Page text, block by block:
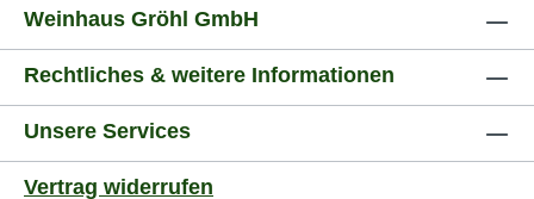
Weinhaus Gröhl GmbH
Rechtliches & weitere Informationen
Unsere Services
Vertrag widerrufen